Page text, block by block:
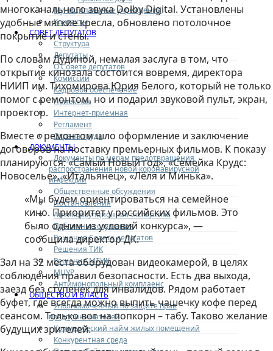
Муниципальные учреждения
Контакты
СОВЕТ ДЕПУТАТОВ
Структура
Депутаты
О Совете депутатов
Комиссии
Кадровое обеспечение
Приемная
Интернет-приемная
Регламент
Охрана труда
ДОКУМЕНТЫ
Документы по мерам предотвращения
распространения новой коронавирусной
инфекции
Общественные обсуждения
Постановления
Антикоррупционная экспертиза
Публичные слушания
Решения Совета депутатов
Решения ТИК
Решения МТИК
МЦУР
Антимонопольный комплаенс
ОБЩЕСТВО И ВЛАСТЬ
Уполномоченный по защите прав
предпринимателей
Коммерческий найм жилых помещений
Конкурентная среда
многоканального звука Dolby Digital. Установлены
удобные мягкие кресла, обновлено потолочное
покрытие и стены.
По словам Дудиной, немалая заслуга в том, что
открытие кинозала состоится вовремя, директора
НИИП им. Тихомирова Юрия Белого, который не только
помог с ремонтом, но и подарил звуковой пульт, экран,
проектор.
Вместе с ремонтом шло оформление и заключение
договоров на поставку премьерных фильмов. К показу
планируются: «Самый Новый год», «Семейка Крудс:
Новоселье», «Итальянец», «Лёля и Минька».
«Мы будем ориентироваться на семейное
кино. Приоритет у российских фильмов. Это
было одним из условий конкурса», —
сообщила директор ДК.
Зал на 32 места оборудован видеокамерой, в целях
соблюдения правил безопасности. Есть два выхода,
заезд без ступенек для инвалидов. Рядом работает
буфет, где всегда можно выпить чашечку кофе перед
сеансом. Только вот на попкорн – табу. Таково желание
будущих зрителей.